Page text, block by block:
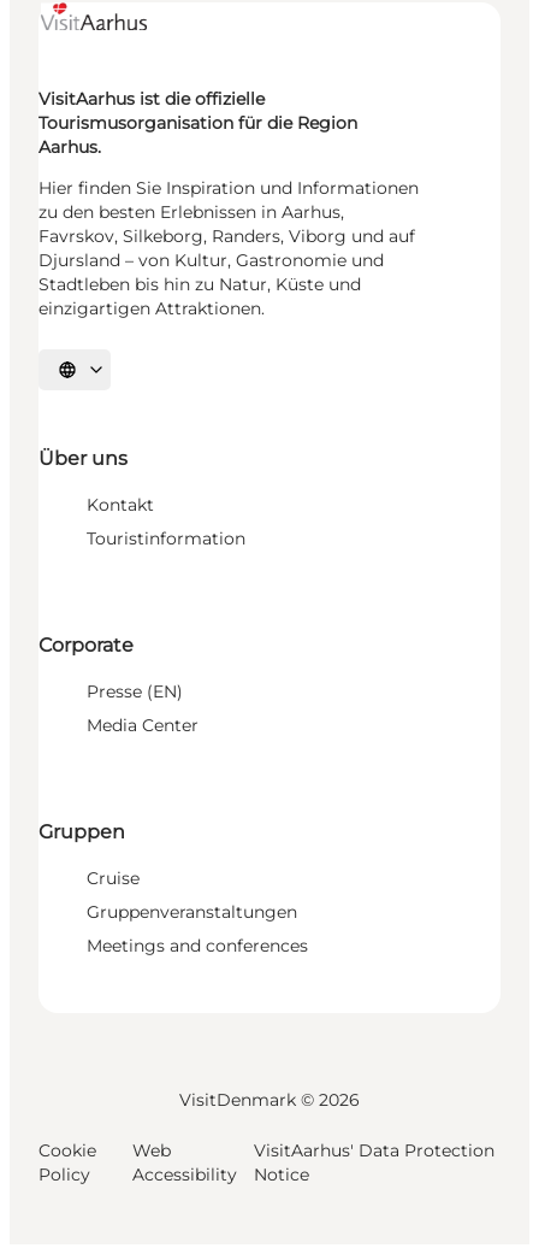
VisitAarhus ist die offizielle
Tourismusorganisation für die Region
Aarhus.
Hier finden Sie Inspiration und Informationen
zu den besten Erlebnissen in Aarhus,
Favrskov, Silkeborg, Randers, Viborg und auf
Djursland – von Kultur, Gastronomie und
Stadtleben bis hin zu Natur, Küste und
einzigartigen Attraktionen.
Sprache auswählen
Über uns
Kontakt
Touristinformation
Corporate
Presse (EN)
Media Center
Gruppen
Cruise
Gruppenveranstaltungen
Meetings and conferences
VisitDenmark © 2026
Cookie
Policy
Web
Accessibility
VisitAarhus' Data Protection
Notice